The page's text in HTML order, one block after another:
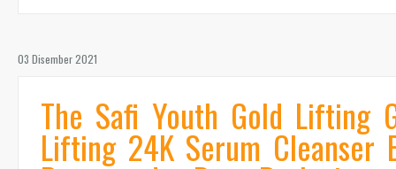
03 Disember 2021
The Safi Youth Gold Lifting
Lifting 24K Serum Cleanser